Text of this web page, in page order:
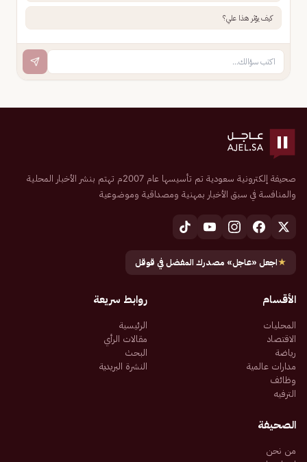
كيف يؤثر هذا علي؟
صحيفة إلكترونية سعودية تم تأسيسها عام 2007م تهتم بنشر الأخبار المحلية
والمنافسة في سبق الأخبار بمهنية ومصداقية وموضوعية
★اجعل «عاجل» مصدرك المفضل في قوقل
الأقسام
المحليات
الاقتصاد
رياضة
مدارات عالمية
وظائف
الترفيه
روابط سريعة
الرئيسية
مقالات الرأي
البحث
النشرة البريدية
الصحيفة
من نحن